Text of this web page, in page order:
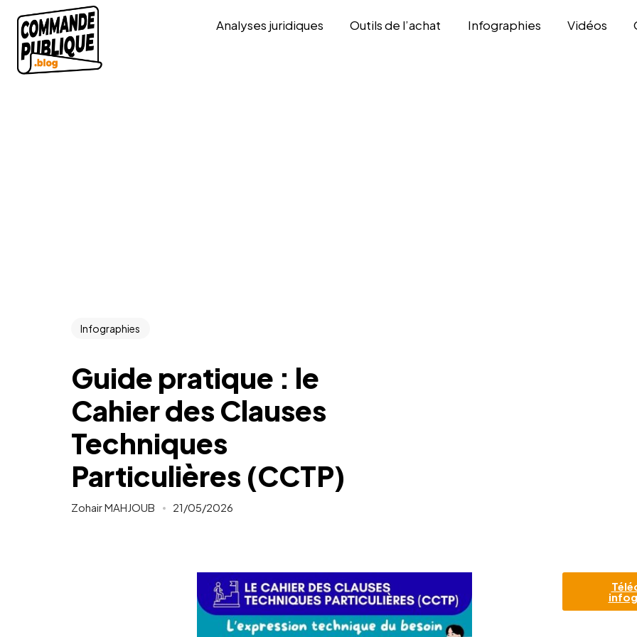
Analyses juridiques Outils de l’achat Infographies Vidéos
Infographies
Guide pratique : le
Cahier des Clauses
Techniques
Particulières (CCTP)
Zohair MAHJOUB 21/05/2026